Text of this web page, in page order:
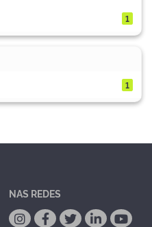
1
1
NAS REDES